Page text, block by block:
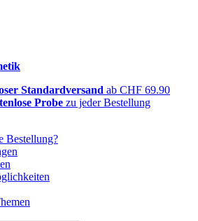
Standardversand ab CHF 69.90
Probe zu jeder Bestellung
Bestellung?